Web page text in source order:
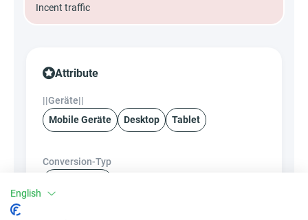
Incent traffic
Attribute
||Geräte||
Mobile Geräte
Desktop Tablet
Conversion-Typ
English